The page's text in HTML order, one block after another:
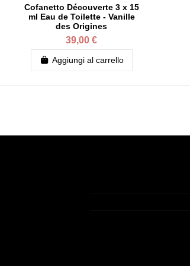
Cofanetto Découverte 3 x 15
ml Eau de Toilette - Vanille
des Origines
39,00 €
Aggiungi al carrello